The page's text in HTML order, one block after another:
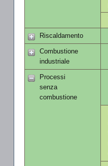
Riscaldamento
Combustione
industriale
Processi
senza
combustione